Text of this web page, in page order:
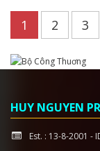
1 2 3
HUY NGUYEN
Est. : 13-8-2001 -